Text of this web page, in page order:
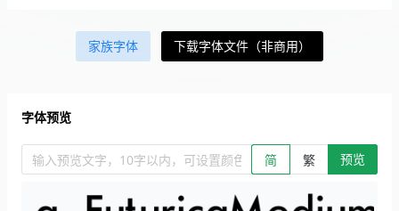
家族字体 下载字体文件（非商用）
字体预览
输入预览文字，10字以内，可设置颜色、大小、简繁。回车查看效
简 繁 预览